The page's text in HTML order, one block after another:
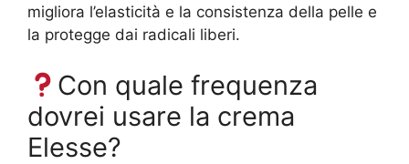
migliora l’elasticità e la consistenza della pelle e
la protegge dai radicali liberi.
Con quale frequenza
dovrei usare la crema
Elesse?